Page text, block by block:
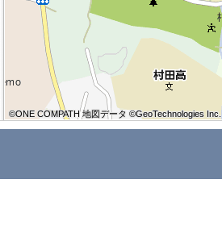
©ONE COMPATH 地図データ ©GeoTechnologies Inc.
©ONE COMPATH 地図データ ©GeoTechnologies Inc.
©ONE COMPATH 地図データ ©GeoTechnologies Inc.
©ONE COMPATH 地図データ ©GeoTechnologies Inc.
©ONE COMPATH 地図データ ©GeoTechnologies Inc.
©ONE COMPATH 地図データ ©GeoTechnologies Inc.
©ONE COMPATH 地図データ ©GeoTechnologies Inc.
©ONE COMPATH 地図データ ©GeoTechnologies Inc.
©ONE COMPATH 地図データ ©GeoTechnologies Inc.